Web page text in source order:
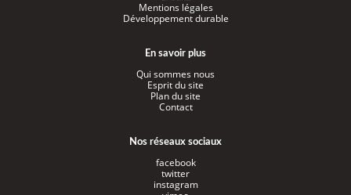
Mentions légales
Développement durable
En savoir plus
Qui sommes nous
Esprit du site
Plan du site
Contact
Nos réseaux sociaux
facebook
twitter
instagram